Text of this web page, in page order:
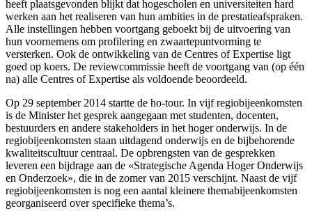
heeft plaatsgevonden blijkt dat hogescholen en universiteiten hard
werken aan het realiseren van hun ambities in de prestatieafspraken.
Alle instellingen hebben voortgang geboekt bij de uitvoering van
hun voornemens om profilering en zwaartepuntvorming te
versterken. Ook de ontwikkeling van de Centres of Expertise ligt
goed op koers. De reviewcommissie heeft de voortgang van (op één
na) alle Centres of Expertise als voldoende beoordeeld.
Op 29 september 2014 startte de ho-tour. In vijf regiobijeenkomsten
is de Minister het gesprek aangegaan met studenten, docenten,
bestuurders en andere stakeholders in het hoger onderwijs. In de
regiobijeenkomsten staan uitdagend onderwijs en de bijbehorende
kwaliteitscultuur centraal. De opbrengsten van de gesprekken
leveren een bijdrage aan de «Strategische Agenda Hoger Onderwijs
en Onderzoek», die in de zomer van 2015 verschijnt. Naast de vijf
regiobijeenkomsten is nog een aantal kleinere themabijeenkomsten
georganiseerd over specifieke thema’s.